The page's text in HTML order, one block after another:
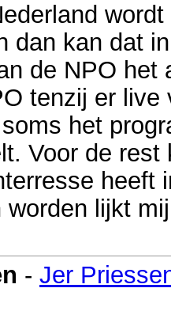
dan kan dat
de NPO
tenzij er
het
Voor de
heeft
worden lijkt
- Jer